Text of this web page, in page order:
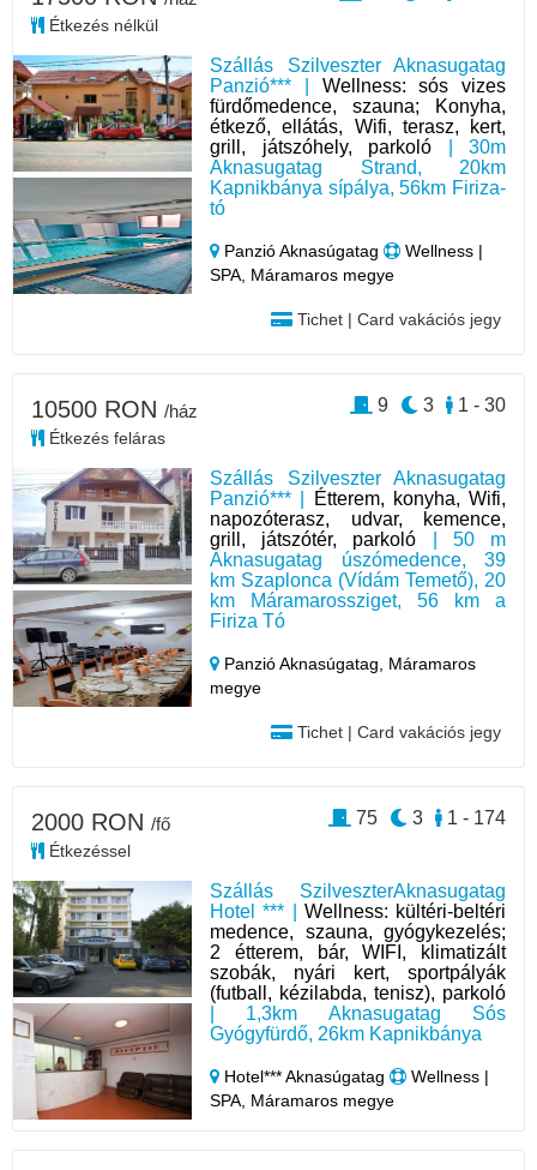
Szállás Szilveszter Aknasugatag
Panzió*** | Wellness: sós vizes
fürdőmedence, szauna; Konyha,
étkező, ellátás, Wifi, terasz, kert,
grill, játszóhely, parkoló | 30m
Aknasugatag Strand, 20km
Kapnikbánya sípálya, 56km Firiza-
tó
Panzió Aknasúgatag
Wellness |
SPA, Máramaros megye
Tichet | Card vakációs jegy
Étkezés nélkül
Szállás Szilveszter Aknasugatag
Panzió*** |
Étterem, konyha, Wifi,
napozóterasz, udvar, kemence,
grill, játszótér, parkoló | 50 m
Aknasugatag úszómedence, 39
km Szaplonca (Vídám Temető), 20
km Máramarossziget, 56 km a
Firiza Tó
Panzió Aknasúgatag, Máramaros
megye
Tichet | Card vakációs jegy
10500 RON /ház
Étkezés feláras
1 - 30
3
9
Szállás SzilveszterAknasugatag
Hotel *** | Wellness: kültéri-beltéri
medence, szauna, gyógykezelés;
2 étterem, bár, WIFI, klimatizált
szobák, nyári kert, sportpályák
(futball, kézilabda, tenisz), parkoló
| 1,3km Aknasugatag Sós
Gyógyfürdő, 26km Kapnikbánya
Hotel*** Aknasúgatag
Wellness |
SPA, Máramaros megye
2000 RON /fő
Étkezéssel
1 - 174
3
75